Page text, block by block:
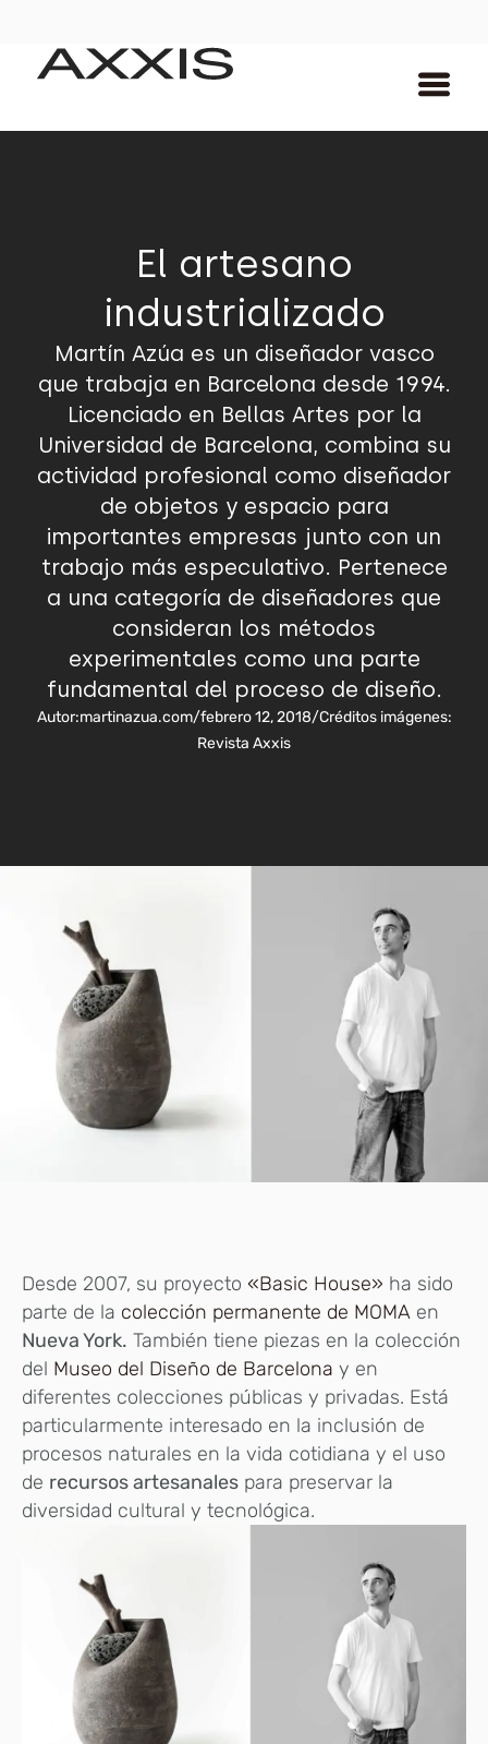
El artesano
industrializado
Martín Azúa es un diseñador vasco
que trabaja en Barcelona desde 1994.
Licenciado en Bellas Artes por la
Universidad de Barcelona, ​​combina su
actividad profesional como diseñador
de objetos y espacio para
importantes empresas junto con un
trabajo más especulativo. Pertenece
a una categoría de diseñadores que
consideran los métodos
experimentales como una parte
fundamental del proceso de diseño.
Autor:martinazua.com/febrero 12, 2018/Créditos imágenes:
Revista Axxis
Desde 2007, su proyecto «Basic House» ha sido
parte de la colección permanente de MOMA en
Nueva York. También tiene piezas en la colección
del Museo del Diseño de Barcelona y en
diferentes colecciones públicas y privadas. Está
particularmente interesado en la inclusión de
procesos naturales en la vida cotidiana y el uso
de recursos artesanales para preservar la
diversidad cultural y tecnológica.